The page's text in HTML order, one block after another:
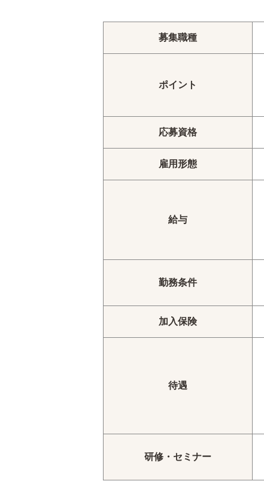
募集職種
ポイント
応募資格
雇用形態
給与
勤務条件
加入保険
待遇
研修・セミナー